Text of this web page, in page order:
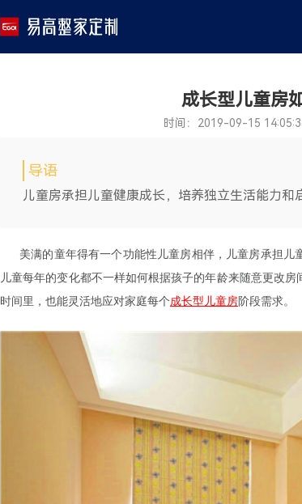
成长型儿童房
时间：2019-09-15
导语
儿童房承担儿童健康成长，培养独立生活能力和
美满的童年得有一个功能性儿童房相伴，儿童房承担儿
儿童每年的变化都不一样如何根据孩子的年龄来随意更改
时间里，也能灵活地应对家庭每个成长型儿童房阶段需求。